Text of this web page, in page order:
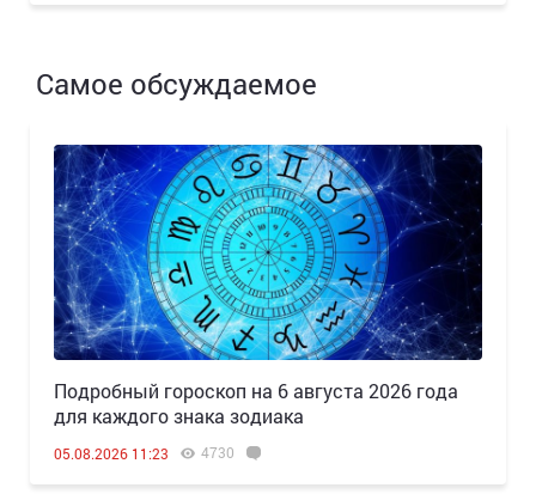
Самое обсуждаемое
Подробный гороскоп на 6 августа 2026 года
для каждого знака зодиака
05.08.2026 11:23 4730